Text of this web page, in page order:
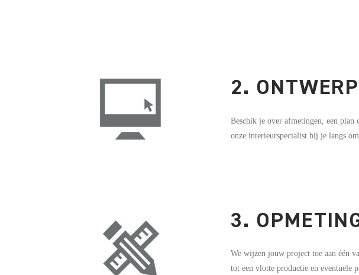
2.
Beschik je over afmetingen, een
onze interieurspecialist bij je langs
3.
We wijzen jouw project toe aan één
tot een vlotte productie en eventuele